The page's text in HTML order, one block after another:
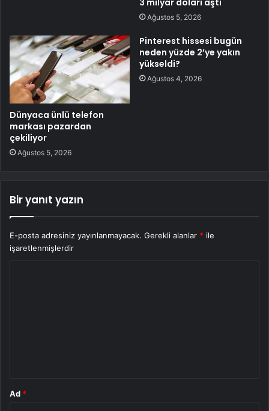
Ağustos 5, 2026
Dünyaca ünlü telefon
markası pazardan
çekiliyor
Ağustos 5, 2026
Pinterest hissesi bugün
neden yüzde 2’ye yakın
yükseldi?
Ağustos 4, 2026
Bir yanıt yazın
E-posta adresiniz yayınlanmayacak. Gerekli alanlar * ile
işaretlenmişlerdir
Ad *